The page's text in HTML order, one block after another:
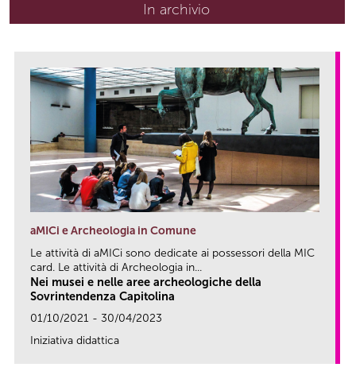
In archivio
aMICi e Archeologia in Comune
Le attività di aMICi sono dedicate ai possessori della MIC
card. Le attività di Archeologia in...
Nei musei e nelle aree archeologiche della
Sovrintendenza Capitolina
01/10/2021 - 30/04/2023
Iniziativa didattica